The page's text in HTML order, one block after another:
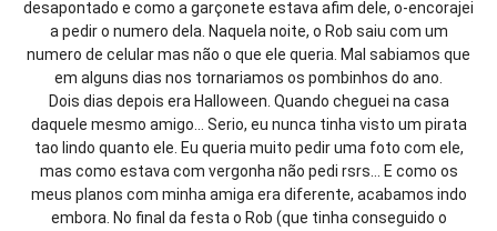
desapontado e como a garçonete estava afim dele, o-encorajei
a pedir o numero dela. Naquela noite, o Rob saiu com um
numero de celular mas não o que ele queria. Mal sabiamos que
em alguns dias nos tornariamos os pombinhos do ano.
Dois dias depois era Halloween. Quando cheguei na casa
daquele mesmo amigo… Serio, eu nunca tinha visto um pirata
tao lindo quanto ele. Eu queria muito pedir uma foto com ele,
mas como estava com vergonha não pedi rsrs… E como os
meus planos com minha amiga era diferente, acabamos indo
embora. No final da festa o Rob (que tinha conseguido o